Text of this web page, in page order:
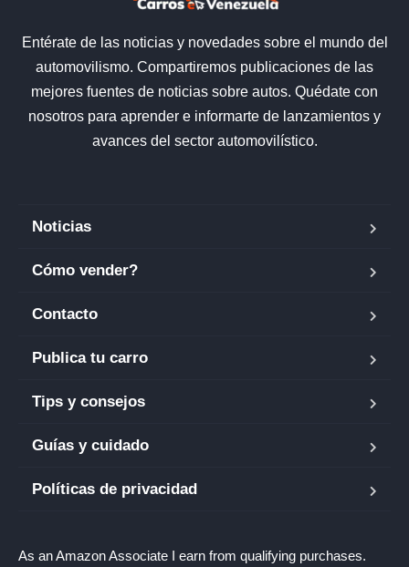
Entérate de las noticias y novedades sobre el mundo del
automovilismo. Compartiremos publicaciones de las
mejores fuentes de noticias sobre autos. Quédate con
nosotros para aprender e informarte de lanzamientos y
avances del sector automovilístico.
Noticias
Cómo vender?
Contacto
Publica tu carro
Tips y consejos
Guías y cuidado
Políticas de privacidad
As an Amazon Associate I earn from qualifying purchases.